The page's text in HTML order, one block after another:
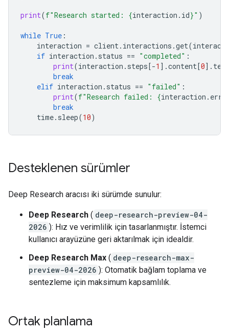
print(f"Research started: {interaction . id}" )
while True :
interaction = client. interactions .get(
if interaction . status == "completed" :
print(interaction . steps[-1 ] .content[0] . text
break
elif interaction . status == "failed" :
print(f"Research failed: {interaction .
break
time. sleep(10)
Desteklenen sürümler
Deep Research aracısı iki sürümde sunulur:
Deep Research ( deep-research-preview-04-
2026 ): Hız ve verimlilik için tasarlanmıştır. İstemci
kullanıcı arayüzüne geri aktarılmak için idealdir.
Deep Research Max ( deep-research-max-
preview-04-2026 ): Otomatik bağlam toplama ve
sentezleme için maksimum kapsamlılık.
Ortak planlama